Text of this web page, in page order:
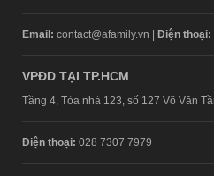
Email: contact@afamily.vn | Điện thoại:
VPĐD TẠI TP.HCM
Tầng 4, Tòa nhà 123, số 127 Võ Văn
Điện thoại: 028 7307 7979